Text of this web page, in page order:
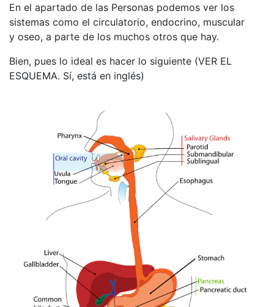
En el apartado de las Personas podemos ver los
sistemas como el circulatorio, endocrino, muscular
y oseo, a parte de los muchos otros que hay.
Bien, pues lo ideal es hacer lo siguiente (VER EL
ESQUEMA. Sí, está en inglés)